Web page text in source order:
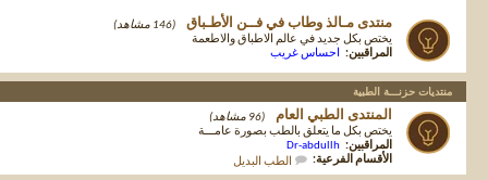
منتدى مـالذ وطاب في فــن الأطـباق
(146 مشاهد)
يختص بكل جديد في عالم الاطباق والاطعمة
المراقبين:
احساس غريب
منتديات حزنـــة الطبية
المنتدى الطبي العام
(96 مشاهد)
يختص بكل ما يتعلق بالطب بصورة عامـــة
المراقبين: Dr-abdullh
الأقسام الفرعية:
الطب البديل